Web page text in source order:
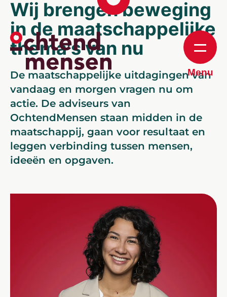
Menu
Wij brengen beweging
in de maatschappelijke
thema's van nu
De maatschappelijke uitdagingen van
vandaag en morgen vragen nu om
actie. De adviseurs van
OchtendMensen staan midden in de
maatschappij, gaan voor resultaat en
leggen verbinding tussen mensen,
ideeën en opgaven.